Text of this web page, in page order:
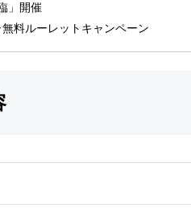
」開催
料ルーレットキャンペーン